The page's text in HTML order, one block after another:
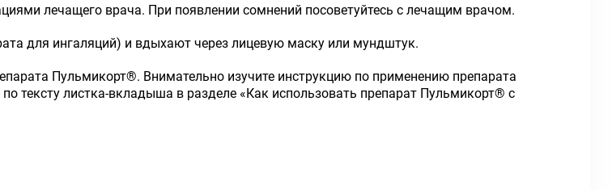
лечащего врача. При появлении сомнений посоветуйтесь с лечащим врачом.
для ингаляций) и вдыхают через лицевую маску или мундштук.
Пульмикорт®. Внимательно изучите инструкцию по применению препарата
тексту листка-вкладыша в разделе «Как использовать препарат Пульмикорт® с